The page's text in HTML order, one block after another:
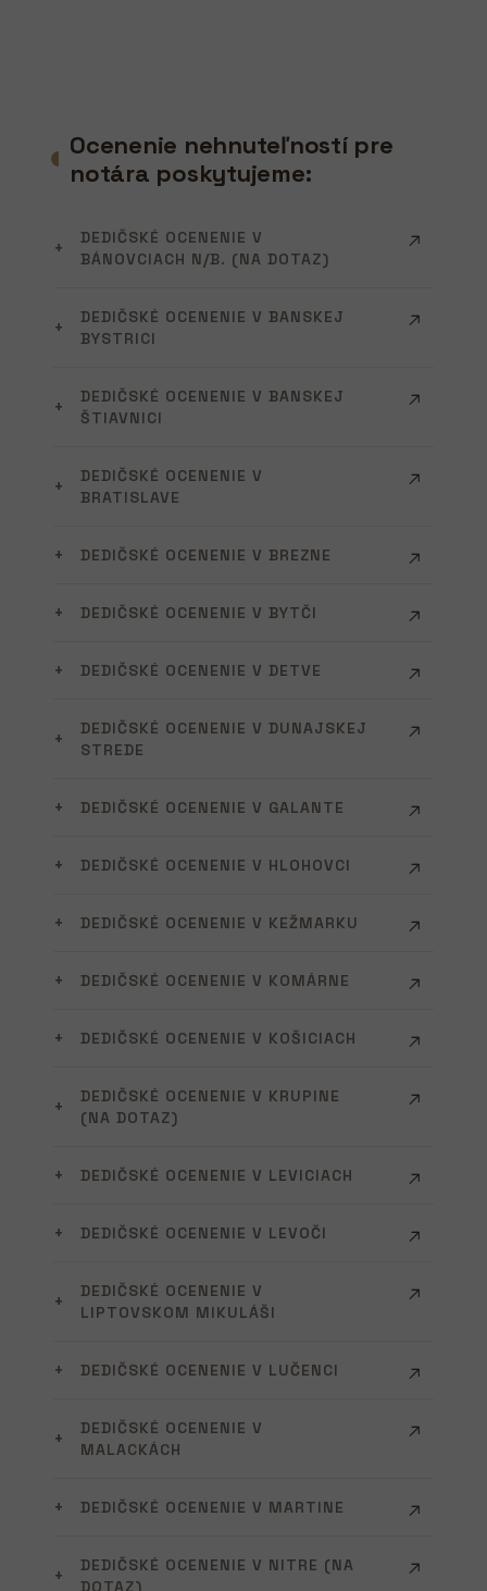
Ocenenie nehnuteľností pre
notára poskytujeme:
DEDIČSKÉ OCENENIE V
BÁNOVCIACH N/B. (NA DOTAZ)
DEDIČSKÉ OCENENIE V BANSKEJ
BYSTRICI
DEDIČSKÉ OCENENIE V BANSKEJ
ŠTIAVNICI
DEDIČSKÉ OCENENIE V
BRATISLAVE
DEDIČSKÉ OCENENIE V BREZNE
DEDIČSKÉ OCENENIE V BYTČI
DEDIČSKÉ OCENENIE V DETVE
DEDIČSKÉ OCENENIE V DUNAJSKEJ
STREDE
DEDIČSKÉ OCENENIE V GALANTE
DEDIČSKÉ OCENENIE V HLOHOVCI
DEDIČSKÉ OCENENIE V KEŽMARKU
DEDIČSKÉ OCENENIE V KOMÁRNE
DEDIČSKÉ OCENENIE V KOŠICIACH
DEDIČSKÉ OCENENIE V KRUPINE
(NA DOTAZ)
DEDIČSKÉ OCENENIE V LEVICIACH
DEDIČSKÉ OCENENIE V LEVOČI
DEDIČSKÉ OCENENIE V
LIPTOVSKOM MIKULÁŠI
DEDIČSKÉ OCENENIE V LUČENCI
DEDIČSKÉ OCENENIE V
MALACKÁCH
DEDIČSKÉ OCENENIE V MARTINE
DEDIČSKÉ OCENENIE V NITRE (NA
DOTAZ)